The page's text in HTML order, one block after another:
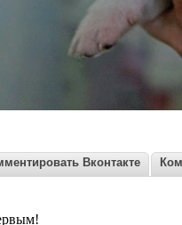
Вконтакте